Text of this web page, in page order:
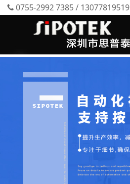
0755-2992 7385 / 13077819519